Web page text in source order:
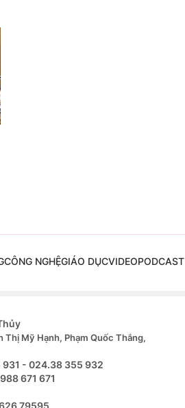
CÔNG NGHỆGIÁO DỤCVIDEOPODCAST
Thị Mỹ Hạnh, Phạm Quốc Thắng,
- 024.38 355 932
671 671